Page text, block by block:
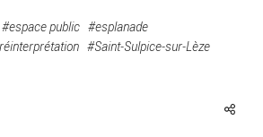
#espace public #esplanade
#Saint-Sulpice-sur-Lèze